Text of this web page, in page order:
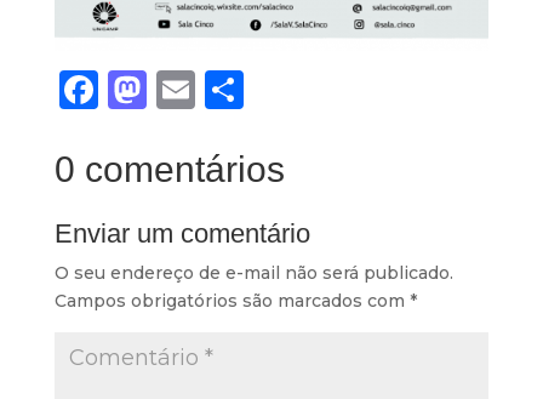
Facebook
Mastodon
EmailShare
0 comentários
Enviar um comentário
O seu endereço de e-mail não será publicado.
Campos obrigatórios são marcados com *